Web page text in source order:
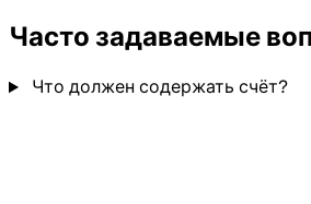
Часто задаваемые
Что должен содержать счёт?